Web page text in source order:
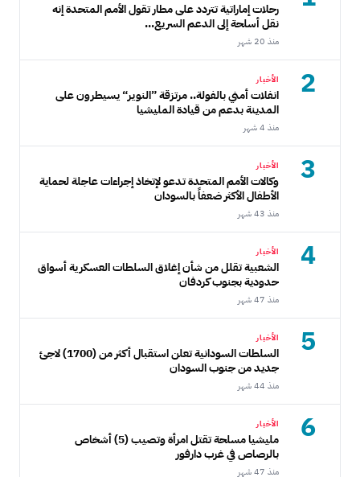
رحلات إماراتية تتردد على مطار تقول الأمم المتحدة إنه
نقل أسلحة إلى الدعم السريع...
منذ 20 شهر
2 الأخبار
انفلات أمني بالفولة.. مرتزقة ”النوير“ يسيطرون على
المدينة بدعم من قيادة المليشيا
منذ 4 شهر
3 الأخبار
وكالات الأمم المتحدة تدعو لإتخاذ إجراءات عاجلة لحماية
الأطفال الأكثر ضعفاً بالسودان
منذ 43 شهر
4 الأخبار
الشعبية تقلل من شأن إغلاق السلطات العسكرية أسواق
حدودية بجنوب كردفان
منذ 47 شهر
5 الأخبار
السلطات السودانية تعلن استقبال أكثر من (1700) لاجئ
جديد من جنوب السودان
منذ 44 شهر
6 الأخبار
مليشيا مسلحة تقتل امرأة وتصيب (5) أشخاص
بالرصاص في غرب دارفور
منذ 47 شهر